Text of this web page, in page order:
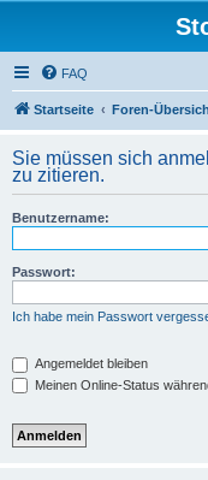
FAQ
Startseite Foren-
Sie müssen sich
zu zitieren.
Benutzername:
Passwort:
Ich habe mein Passwort
Angemeldet bleiben
Meinen Online-Status